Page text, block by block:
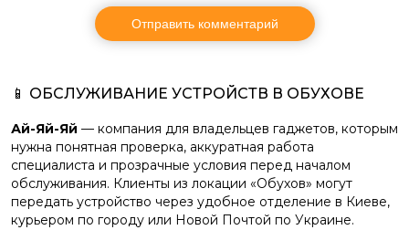
📱 ОБСЛУЖИВАНИЕ УСТРОЙСТВ В ОБУХОВЕ
Ай-Яй-Яй — компания для владельцев гаджетов, которым
нужна понятная проверка, аккуратная работа
специалиста и прозрачные условия перед началом
обслуживания. Клиенты из локации «Обухов» могут
передать устройство через удобное отделение в Киеве,
курьером по городу или Новой Почтой по Украине.